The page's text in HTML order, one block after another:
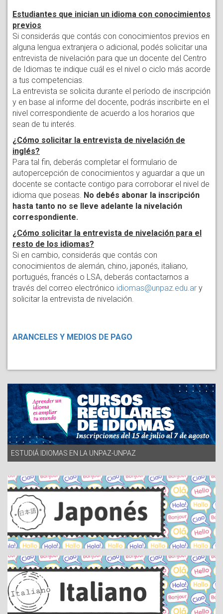
Estudiantes que inician un idioma con conocimientos
previos
Si considerás que contás con conocimientos previos en
alguna lengua extranjera o adicional, podés solicitar una
entrevista de nivelación para que un docente del Centro
de Idiomas te indique cuál es el nivel o ciclo más acorde
a tus competencias.
La entrevista se solicita durante el período de inscripción
y en base al informe del docente, podrás inscribirte en el
nivel correspondiente de acuerdo a los horarios que
sean de tu interés.
¿Cómo solicitar la entrevista de nivelación de
inglés?
Para tal fin, deberás completar el formulario de
autopercepción de conocimientos y aguardar a que un
docente se contacte contigo para corroborar el nivel de
idioma que poseas. No debés abonar la inscripción
hasta tanto no se lleve adelante la nivelación
correspondiente.
¿Cómo solicitar la entrevista de nivelación para el
resto de los idiomas?
Si en cambio, considerás que contás con
conocimientos de alemán, chino, japonés, italiano,
portugués, francés o LSA, deberás contactarnos a
través del correo electrónico idiomas@unpaz.edu.ar y
solicitar la entrevista de nivelación.
ARANCELES Y MEDIOS DE PAGO
ESTUDIÁ IDIOMAS EN LA UNPAZ-UNPAZ